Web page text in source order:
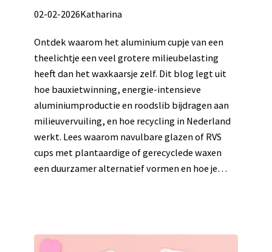
02-02-2026Katharina
Ontdek waarom het aluminium cupje van een
theelichtje een veel grotere milieubelasting
heeft dan het waxkaarsje zelf. Dit blog legt uit
hoe bauxietwinning, energie-intensieve
aluminiumproductie en roodslib bijdragen aan
milieuvervuiling, en hoe recycling in Nederland
werkt. Lees waarom navulbare glazen of RVS
cups met plantaardige of gerecyclede waxen
een duurzamer alternatief vormen en hoe je…